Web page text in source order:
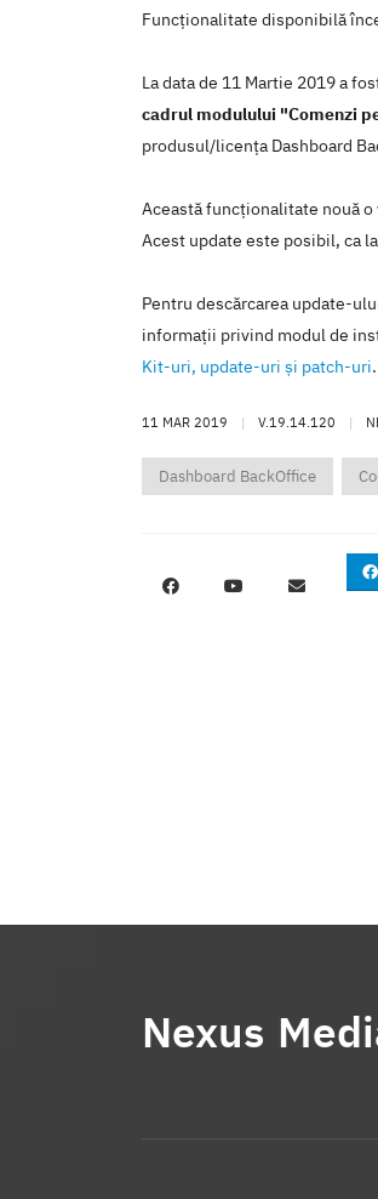
Funcționalitate disponibilă
La data de 11 Martie 2019 a
cadrul modulului "Comenzi
produsul/licenţa Dashboard
Această funcţionalitate nouă
Acest update este posibil, ca
Pentru descărcarea update-
informaţii privind modul de
Kit-uri, update-uri şi patch-uri.
11 MAR 2019 | V.19.14.120 |
Dashboard BackOffice
Nexus